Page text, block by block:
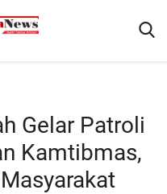
Untuk Jamin
Gelar Patroli
Kamtibmas,